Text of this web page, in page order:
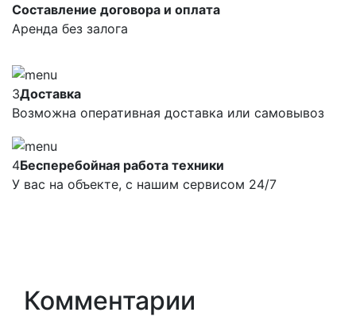
Составление договора и оплата
Аренда без залога
3Доставка
Возможна оперативная доставка или самовывоз
4Бесперебойная работа техники
У вас на объекте, с нашим сервисом 24/7
Комментарии